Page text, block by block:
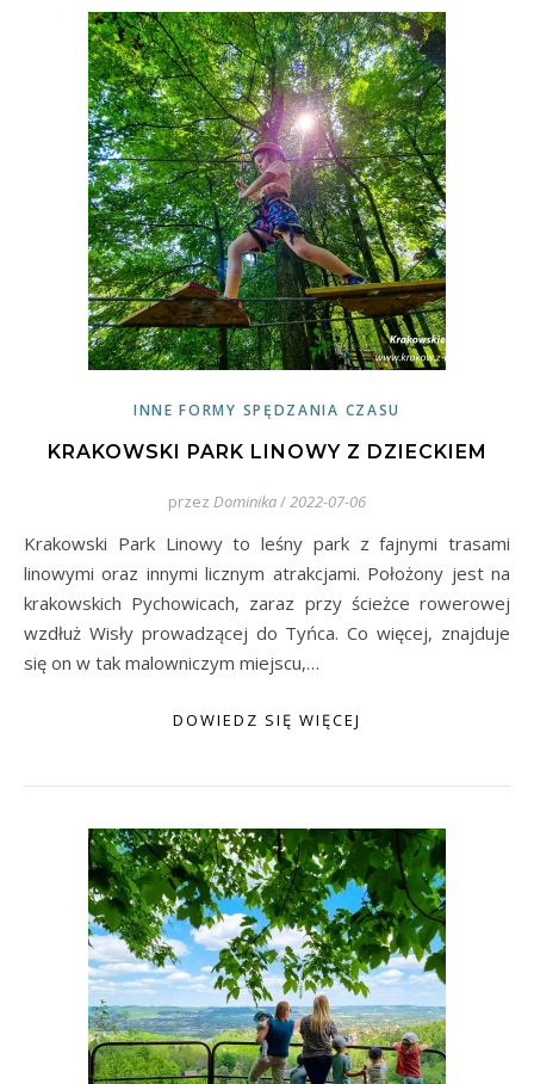
INNE FORMY SPĘDZANIA CZASU
KRAKOWSKI PARK LINOWY Z DZIECKIEM
przez Dominika/2022-07-06
Krakowski Park Linowy to leśny park z fajnymi trasami
linowymi oraz innymi licznym atrakcjami. Położony jest na
krakowskich Pychowicach, zaraz przy ścieżce rowerowej
wzdłuż Wisły prowadzącej do Tyńca. Co więcej, znajduje
się on w tak malowniczym miejscu,…
DOWIEDZ SIĘ WIĘCEJ